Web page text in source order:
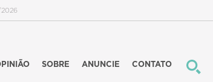
SOBRE ANUNCIE CONTATO